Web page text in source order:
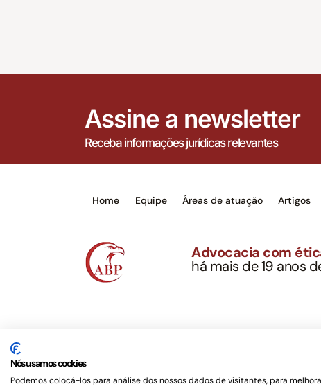
Assine a newsletter
Receba informações jurídicas relevantes
Home Equipe Áreas de atuação Artigos
Advocacia com
há mais de 19 anos
Este site não é um produto Meta Platforms, Inc.,
serviços jurídicos, privativos de advogados, de
OAB/SP nº 22477 –
Nós usamos cookies
Podemos colocá-los para análise dos nossos dados de visitantes, para